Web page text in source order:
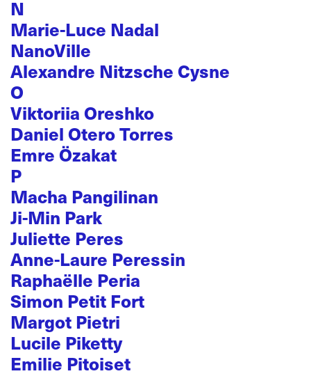
N
Marie-Luce Nadal
NanoVille
Alexandre Nitzsche Cysne
O
Viktoriia Oreshko
Daniel Otero Torres
Emre Özakat
P
Macha Pangilinan
Ji-Min Park
Juliette Peres
Anne-Laure Peressin
Raphaëlle Peria
Simon Petit Fort
Margot Pietri
Lucile Piketty
Emilie Pitoiset